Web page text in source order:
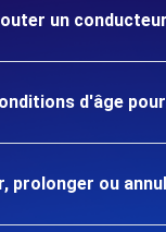
un
d'âge
prolonger ou